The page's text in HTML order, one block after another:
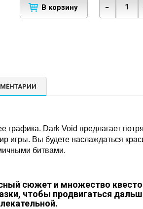
В корзину −
графика. Dark Void предлагает
игры. Вы будете наслаждаться
битвами.
сюжет и множество
чтобы продвигаться